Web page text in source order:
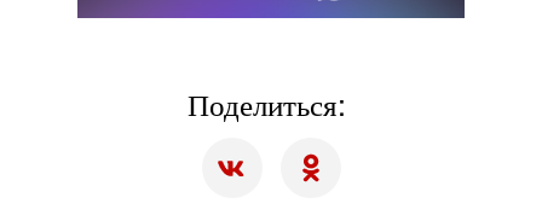
Поделиться: